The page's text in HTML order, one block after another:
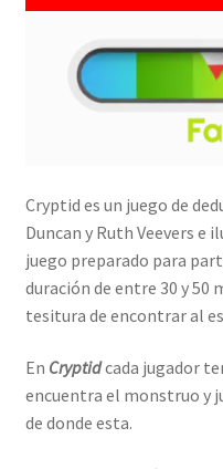
Cryptid es un juego de
Duncan y Ruth Veevers e
juego preparado para
duración de entre 30 y 50
tesitura de encontrar al
En Cryptidcada jugador
encuentra el monstruo y
de donde esta.